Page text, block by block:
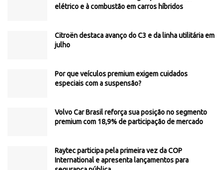
elétrico e à combustão em carros híbridos
Citroën destaca avanço do C3 e da linha utilitária em
julho
Por que veículos premium exigem cuidados
especiais com a suspensão?
Volvo Car Brasil reforça sua posição no segmento
premium com 18,9% de participação de mercado
Raytec participa pela primeira vez da COP
International e apresenta lançamentos para